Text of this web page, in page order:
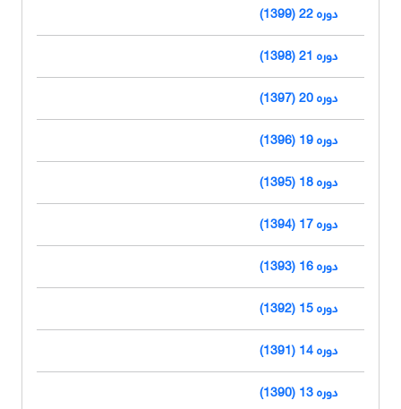
دوره 22 (1399)
دوره 21 (1398)
دوره 20 (1397)
دوره 19 (1396)
دوره 18 (1395)
دوره 17 (1394)
دوره 16 (1393)
دوره 15 (1392)
دوره 14 (1391)
دوره 13 (1390)